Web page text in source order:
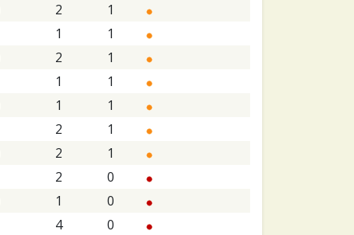
2
1
1
1
2
1
1
1
1
1
2
1
2
1
2
0
1
0
4
0